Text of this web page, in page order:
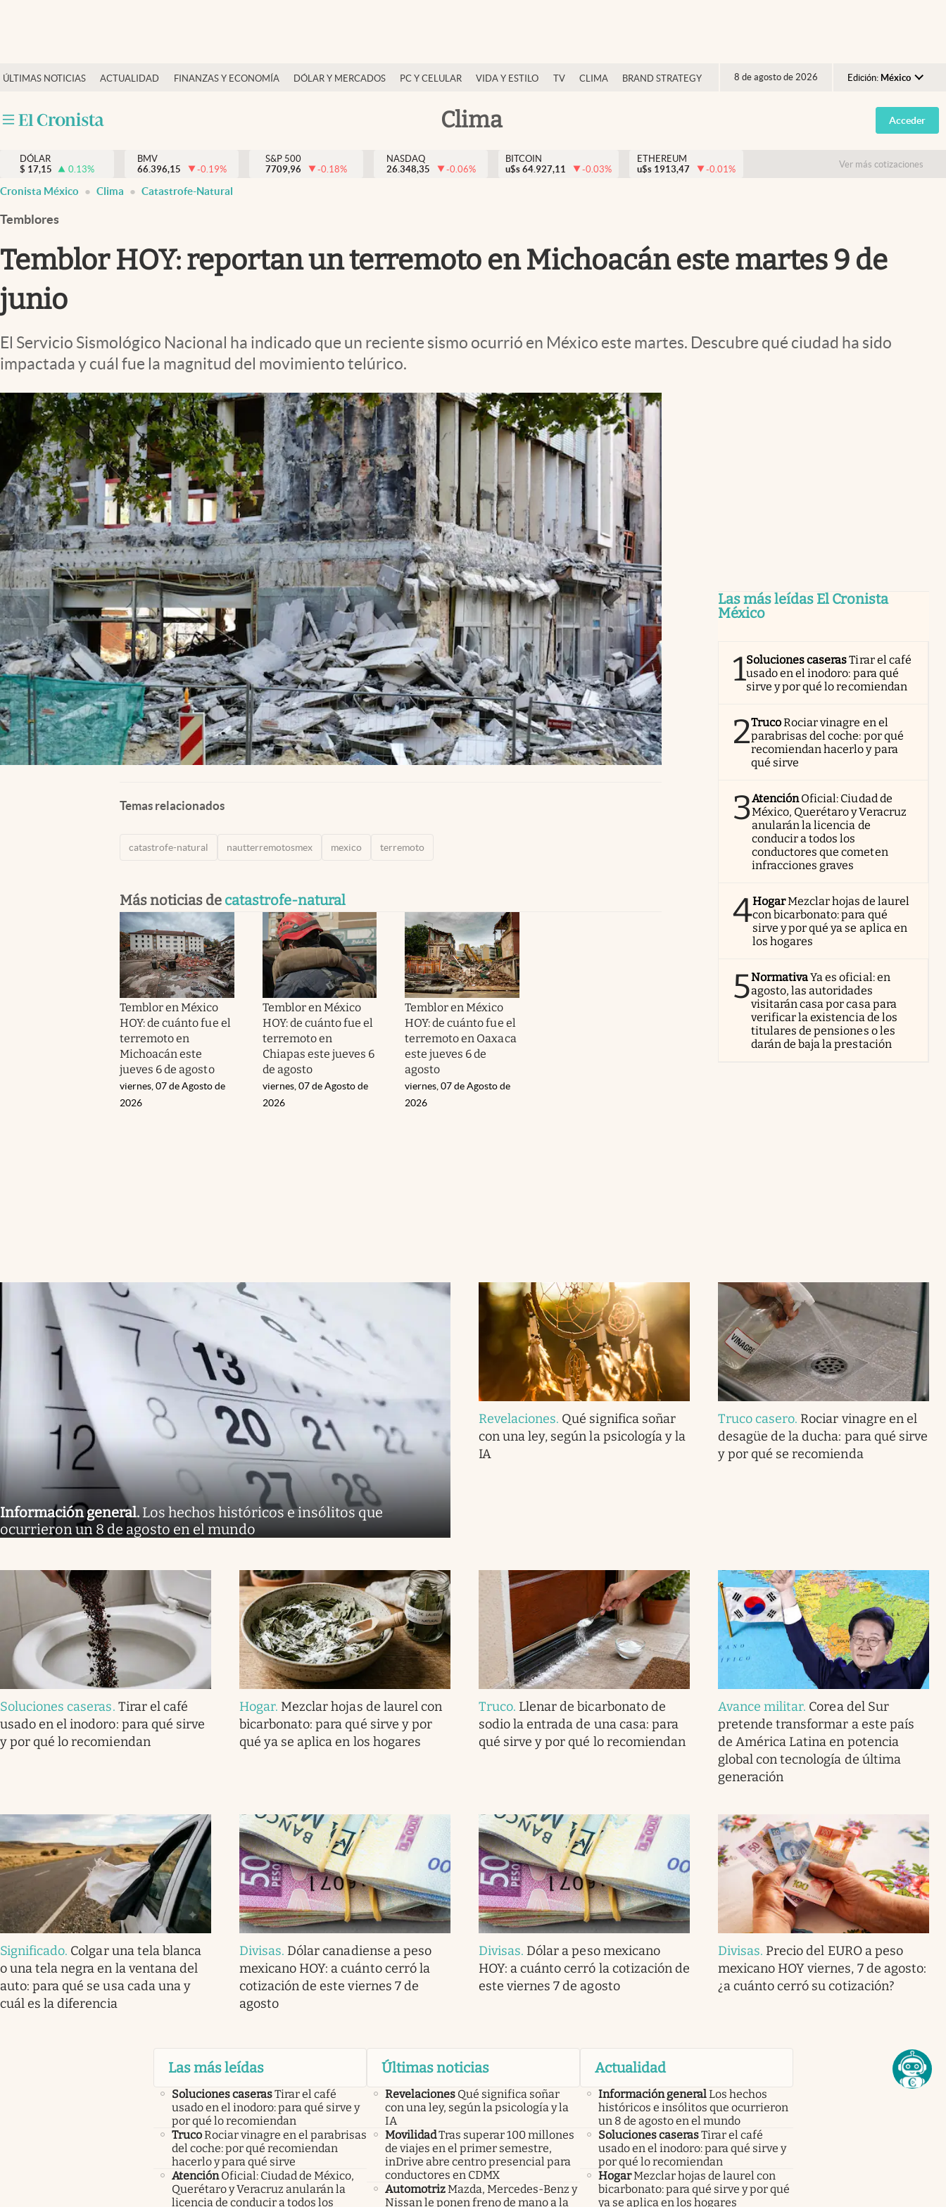
ÚLTIMAS NOTICIAS ACTUALIDAD FINANZAS Y ECONOMÍA DÓLAR Y MERCADOS PC Y CELULAR VIDA Y ESTILO TV CLIMA BRAND STRATEGY 8 de agosto de 2026 Edición: México
Argentina
España
USA
Clima
Actualidad
Internacionales
Opinión
Brand Strategy
Vida y estilo
Tv
Espiritualidad
abre en nueva pestaña
Acceder
DÓLAR
$ 17,15 0.13%
BMV
66.396,15
-0.19%
S&P 500
7709,96
-0.18%
NASDAQ
26.348,35
-0.06%
BITCOIN
u$s 64.927,11 -0.03%
ETHEREUM
u$s 1913,47 -0.01% Ver más cotizaciones
Cronista México Clima Catastrofe-Natural
Temblores
Temblor HOY: reportan un terremoto en Michoacán este martes 9 de
junio
El Servicio Sismológico Nacional ha indicado que un reciente sismo ocurrió en México este martes. Descubre qué ciudad ha sido
impactada y cuál fue la magnitud del movimiento telúrico.
Temas relacionados
catastrofe-natural nautterremotosmex mexico terremoto
Más noticias de catastrofe-natural
Temblor en México
HOY: de cuánto fue el
terremoto en
Michoacán este
jueves 6 de agosto
viernes, 07 de Agosto de
2026
Temblor en México
HOY: de cuánto fue el
terremoto en
Chiapas este jueves 6
de agosto
viernes, 07 de Agosto de
2026
Temblor en México
HOY: de cuánto fue el
terremoto en Oaxaca
este jueves 6 de
agosto
viernes, 07 de Agosto de
2026
Las más leídas El Cronista
México
1Soluciones caserasTirar el café
usado en el inodoro: para qué
sirve y por qué lo recomiendan
2TrucoRociar vinagre en el
parabrisas del coche: por qué
recomiendan hacerlo y para
qué sirve
3AtenciónOficial: Ciudad de
México, Querétaro y Veracruz
anularán la licencia de
conducir a todos los
conductores que cometen
infracciones graves
4HogarMezclar hojas de laurel
con bicarbonato: para qué
sirve y por qué ya se aplica en
los hogares
5NormativaYa es oficial: en
agosto, las autoridades
visitarán casa por casa para
verificar la existencia de los
titulares de pensiones o les
darán de baja la prestación
Información general. Los hechos históricos e insólitos que
ocurrieron un 8 de agosto en el mundo
Revelaciones. Qué significa soñar
con una ley, según la psicología y la
IA
Truco casero. Rociar vinagre en el
desagüe de la ducha: para qué sirve
y por qué se recomienda
Soluciones caseras. Tirar el café
usado en el inodoro: para qué sirve
y por qué lo recomiendan
Hogar. Mezclar hojas de laurel con
bicarbonato: para qué sirve y por
qué ya se aplica en los hogares
Truco. Llenar de bicarbonato de
sodio la entrada de una casa: para
qué sirve y por qué lo recomiendan
Avance militar. Corea del Sur
pretende transformar a este país
de América Latina en potencia
global con tecnología de última
generación
Significado. Colgar una tela blanca
o una tela negra en la ventana del
auto: para qué se usa cada una y
cuál es la diferencia
Divisas. Dólar canadiense a peso
mexicano HOY: a cuánto cerró la
cotización de este viernes 7 de
agosto
Divisas. Dólar a peso mexicano
HOY: a cuánto cerró la cotización de
este viernes 7 de agosto
Divisas. Precio del EURO a peso
mexicano HOY viernes, 7 de agosto:
¿a cuánto cerró su cotización?
Las más leídas
Soluciones caserasTirar el café
usado en el inodoro: para qué sirve y
por qué lo recomiendan
TrucoRociar vinagre en el parabrisas
del coche: por qué recomiendan
hacerlo y para qué sirve
Atención Oficial: Ciudad de México,
Querétaro y Veracruz anularán la
licencia de conducir a todos los
Últimas noticias
Revelaciones Qué significa soñar
con una ley, según la psicología y la
IA
MovilidadTras superar 100 millones
de viajes en el primer semestre,
inDrive abre centro presencial para
conductores en CDMX
AutomotrizMazda, Mercedes-Benz y
Nissan le ponen freno de mano a la
Actualidad
Información generalLos hechos
históricos e insólitos que ocurrieron
un 8 de agosto en el mundo
Soluciones caserasTirar el café
usado en el inodoro: para qué sirve y
por qué lo recomiendan
HogarMezclar hojas de laurel con
bicarbonato: para qué sirve y por qué
ya se aplica en los hogares